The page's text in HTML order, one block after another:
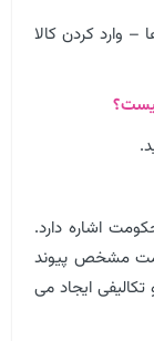
– وارد کردن کالا
اشاره دارد.
مشخص پیوند
ایجاد می